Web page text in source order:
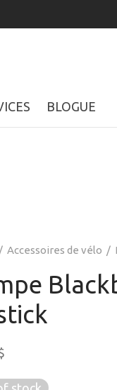
BLOGUE
/ Accessoires de vélo /